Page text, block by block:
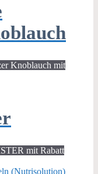
Knoblauch mit
mit Rabatt